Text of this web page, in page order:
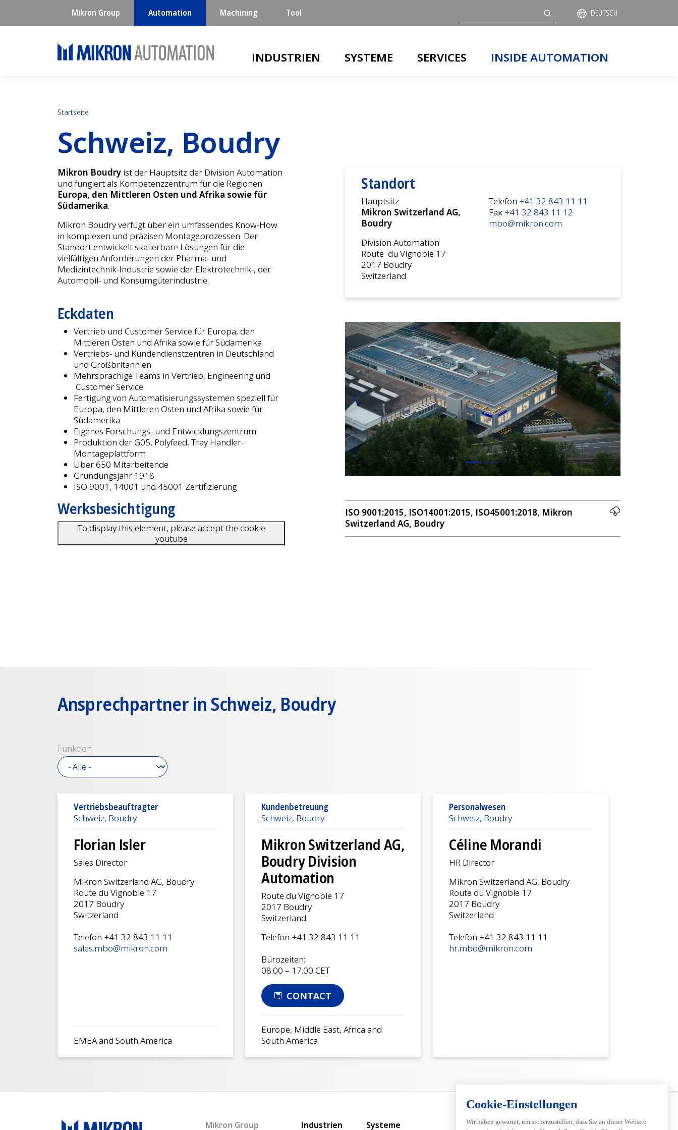
Mikron Group Automation Machining Tool DEUTSCH
INDUSTRIEN SYSTEME SERVICES INSIDE AUTOMATION
Startseite
Schweiz, Boudry
Mikron Boudry ist der Hauptsitz der Division Automation
und fungiert als Kompetenzzentrum für die Regionen
Europa, den Mittleren Osten und Afrika sowie für
Südamerika.
Mikron Boudry verfügt über ein umfassendes Know-How
in komplexen und präzisen Montageprozessen. Der
Standort entwickelt skalierbare Lösungen für die
vielfältigen Anforderungen der Pharma- und
Medizintechnik-Industrie sowie der Elektrotechnik-, der
Automobil- und Konsumgüterindustrie.
Eckdaten
Vertrieb und Customer Service für Europa, den
Mittleren Osten und Afrika sowie für Südamerika
Vertriebs- und Kundendienstzentren in Deutschland
und Großbritannien
Mehrsprachige Teams in Vertrieb, Engineering und
Customer Service
Fertigung von Automatisierungssystemen speziell für
Europa, den Mittleren Osten und Afrika sowie für
Südamerika
Eigenes Forschungs- und Entwicklungszentrum
Produktion der G05, Polyfeed, Tray Handler-
Montageplattform
Über 650 Mitarbeitende
Gründungsjahr 1918
ISO 9001, 14001 und 45001 Zertifizierung
Werksbesichtigung
To display this element, please accept the cookie
youtube
Standort
Hauptsitz
Mikron Switzerland AG,
Boudry
Division Automation
Route du Vignoble 17
2017 Boudry
Switzerland
Telefon +41 32 843 11 11
Fax +41 32 843 11 12
mbo@mikron.com
Vorherige Weiter
ISO 9001:2015, ISO14001:2015, ISO45001:2018, Mikron
Switzerland AG, Boudry
Ansprechpartner in Schweiz, Boudry
Funktion
Vertriebsbeauftragter
Schweiz, Boudry
Florian Isler
Sales Director
Mikron Switzerland AG, Boudry
Route du Vignoble 17
2017 Boudry
Switzerland
Telefon +41 32 843 11 11
sales.mbo@mikron.com
EMEA and South America
Kundenbetreuung
Schweiz, Boudry
Mikron Switzerland AG,
Boudry Division
Automation
Route du Vignoble 17
2017 Boudry
Switzerland
Telefon +41 32 843 11 11
Bürozeiten:
08.00 – 17.00 CET
CONTACT
Europe, Middle East, Africa and
South America
Personalwesen
Schweiz, Boudry
Céline Morandi
HR Director
Mikron Switzerland AG, Boudry
Route du Vignoble 17
2017 Boudry
Switzerland
Telefon +41 32 843 11 11
hr.mbo@mikron.com
Mikron Group Main navigation
Industrien Systeme Services Inside Automation